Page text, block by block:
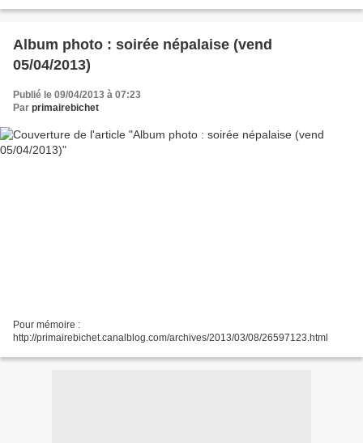
Album photo : soirée népalaise (vend
05/04/2013)
Publié le 09/04/2013 à 07:23
Par primairebichet
Pour mémoire :
http://primairebichet.canalblog.com/archives/2013/03/08/26597123.html